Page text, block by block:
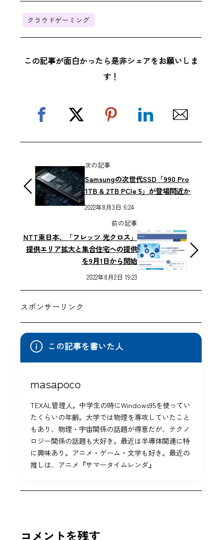
クラウドゲーミング
この記事が面白かったら是非シェアをお願いしま
す！
次の記事
Samsungの次世代SSD「990 Pro
1TB & 2TB PCIe 5」が登場間近か
2022年8月3日 6:24
前の記事
NTT東日本、「フレッツ 光クロス」
提供エリア拡大と集合住宅への提供
を9月1日から開始
2022年8月2日 19:23
スポンサーリンク
この記事を書いた人
masapoco
TEXAL管理人。中学生の時にWindows95を使ってい
たくらいの年齢。大学では物理を専攻していたこと
もあり、物理・宇宙関係の話題が得意だが、テクノ
ロジー関係の話題も大好き。最近は半導体関連に特
に興味あり。アニメ・ゲーム・文学も好き。最近の
推しは、アニメ『サマータイムレンダ』
コメントを残す